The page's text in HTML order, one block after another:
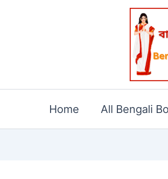
Home All Bengali